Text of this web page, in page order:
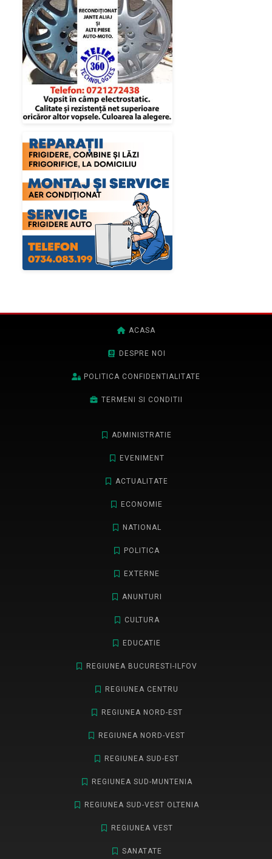
ACASA
DESPRE NOI
POLITICA CONFIDENTIALITATE
TERMENI SI CONDITII
ADMINISTRATIE
EVENIMENT
ACTUALITATE
ECONOMIE
NATIONAL
POLITICA
EXTERNE
ANUNTURI
CULTURA
EDUCATIE
REGIUNEA BUCURESTI-ILFOV
REGIUNEA CENTRU
REGIUNEA NORD-EST
REGIUNEA NORD-VEST
REGIUNEA SUD-EST
REGIUNEA SUD-MUNTENIA
REGIUNEA SUD-VEST OLTENIA
REGIUNEA VEST
SANATATE